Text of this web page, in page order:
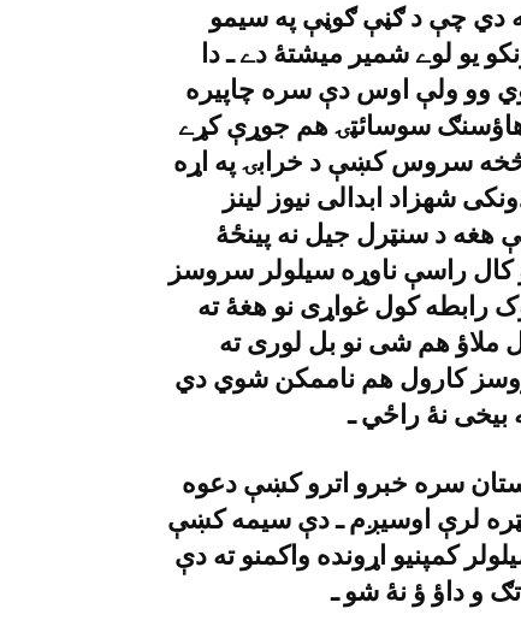
ضلعو کښې داسې ٣٢ جيلونه دي چې د ګڼې ګوڼې په سيمو
يو لوے شمير ميشتۀ دے ـ دا
وو ولې اوس دې سره چاپيره
هاؤسنګ سوسائټۍ هم جوړې کړے
سروس کښې د خرابۍ په اړه
شهزاد ابدالى نيوز لينز
د سنټرل جيل نه پينځۀ
کال راسې ناوړه سيلولر سروسز
رابطه کول غواړى نو هغۀ ته
ملاؤ هم شى نو بل لورى ته
کارول هم ناممکن شوي دي
سره خبرو اترو کښې دعوه
لرې اوسيږم ـ دې سيمه کښې
کمپنيو اړونده واکمنو ته دې